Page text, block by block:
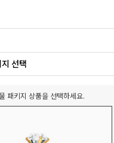
선택
패키지 상품을 선택하세요.